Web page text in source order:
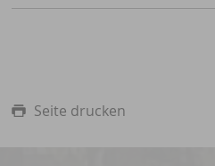
Seite drucken